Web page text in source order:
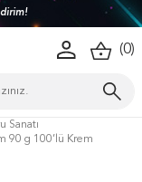
(0)
Sanatı
90 g 100’lü Krem